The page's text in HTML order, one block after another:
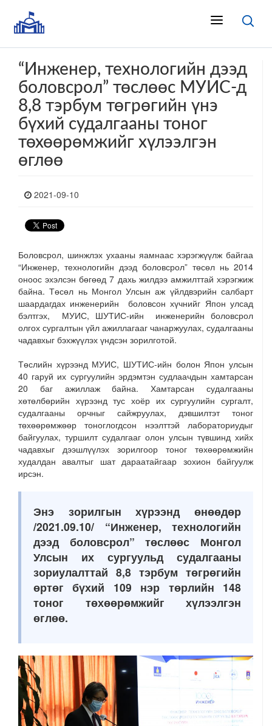
“Инженер, технологийн дээд
боловсрол” төслөөс МУИС-д
8,8 тэрбум төгрөгийн үнэ
бүхий судалгааны тоног
төхөөрөмжийг хүлээлгэн
өглөө
2021-09-10
Боловсрол, шинжлэх ухааны яамнаас хэрэгжүүлж байгаа
“Инженер, технологийн дээд боловсрол” төсөл нь 2014
оноос эхэлсэн бөгөөд 7 дахь жилдээ амжилттай хэрэгжиж
байна. Төсөл нь Монгол Улсын аж үйлдвэрийн салбарт
шаардагдах инженерийн боловсон хүчнийг Япон улсад
бэлтгэх, МУИС, ШУТИС-ийн инженерийн боловсрол
олгох сургалтын үйл ажиллагааг чанаржуулах, судалгааны
чадавхыг бэхжүүлэх үндсэн зорилготой.
Төслийн хүрээнд МУИС, ШУТИС-ийн болон Япон улсын
40 гаруй их сургуулийн эрдэмтэн судлаачдын хамтарсан
20 баг ажиллаж байна. Хамтарсан судалгааны
хөтөлбөрийн хүрээнд тус хоёр их сургуулийн сургалт,
судалгааны орчныг сайжруулах, дэвшилтэт тоног
төхөөрөмжөөр тоноглогдсон нээлттэй лабораториудыг
байгуулах, туршилт судалгааг олон улсын түвшинд хийх
чадавхыг дээшлүүлэх зорилгоор тоног төхөөрөмжийн
худалдан авалтыг шат дараатайгаар зохион байгуулж
ирсэн.
Энэ зорилгын хүрээнд өнөөдөр
/2021.09.10/ “Инженер, технологийн
дээд боловсрол” төслөөс Монгол
Улсын их сургуульд судалгааны
зориулалттай 8,8 тэрбум төгрөгийн
өртөг бүхий 109 нэр төрлийн 148
тоног төхөөрөмжийг хүлээлгэн
өглөө.